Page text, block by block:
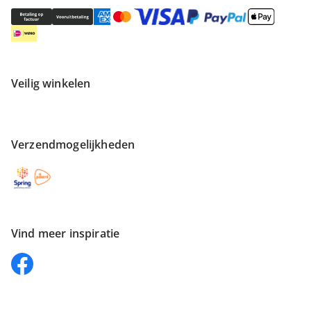
Veilig winkelen
Verzendmogelijkheden
Vind meer inspiratie